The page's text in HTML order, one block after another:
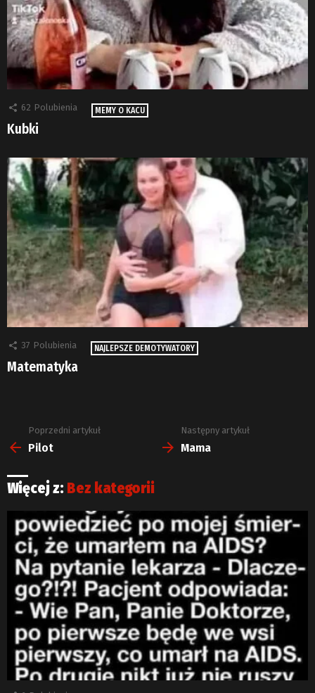
62 Polubienia MEMY O KACU
Kubki
37 Polubienia NAJLEPSZE DEMOTYWATORY
Matematyka
Zobacz
więcej
Poprzedni artykuł
Pilot
Następny artykuł
Mama
Więcej z: Bez kategorii